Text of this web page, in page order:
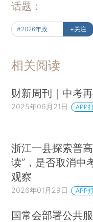
话题：
+关注
相关阅读
财新周刊｜中考
2025年06月21日 APP
浙江一县探索普
读”，是否取消中
观察
2026年01月29日 APP
国常会部署公共